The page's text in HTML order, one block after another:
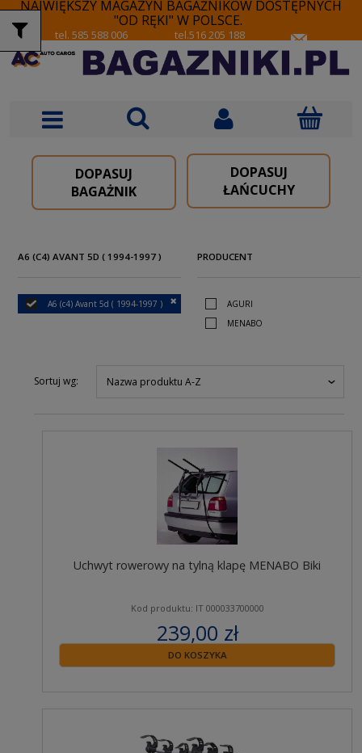
NAJWIĘKSZY MAGAZYN BAGAŻNIKÓW DOSTĘPNYCH
"OD RĘKI" W POLSCE.
tel. 585 588 006 tel.516 205 188
DOPASUJ
BAGAŻNIK
DOPASUJ
ŁAŃCUCHY
A6 (C4) AVANT 5D ( 1994-1997 )
A6 (c4) Avant 5d ( 1994-1997 )
PRODUCENT
AGURI
MENABO
Sortuj wg: Nazwa produktu A-Z
Uchwyt rowerowy na tylną klapę MENABO Biki
Kod produktu: IT 000033700000
239,00 zł
zawiera 23% VAT
DO KOSZYKA